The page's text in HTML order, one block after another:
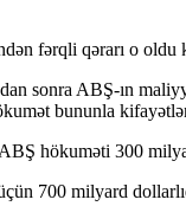
fərqli qərarı o oldu
sonra ABŞ-ın
bununla
hökuməti 300
700 milyard